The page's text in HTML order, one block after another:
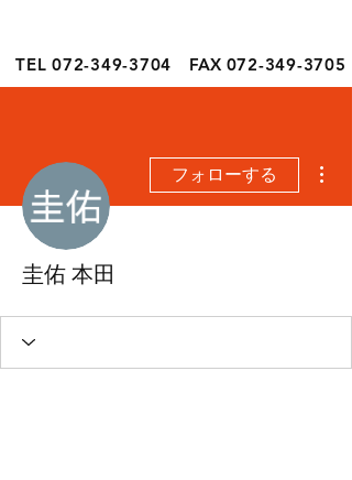
TEL 072-349-3704 FAX 072-349-3705
フォローする
圭佑 本田